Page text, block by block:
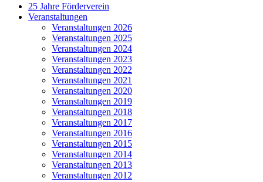
25 Jahre Förderverein
Veranstaltungen
Veranstaltungen 2026
Veranstaltungen 2025
Veranstaltungen 2024
Veranstaltungen 2023
Veranstaltungen 2022
Veranstaltungen 2021
Veranstaltungen 2020
Veranstaltungen 2019
Veranstaltungen 2018
Veranstaltungen 2017
Veranstaltungen 2016
Veranstaltungen 2015
Veranstaltungen 2014
Veranstaltungen 2013
Veranstaltungen 2012